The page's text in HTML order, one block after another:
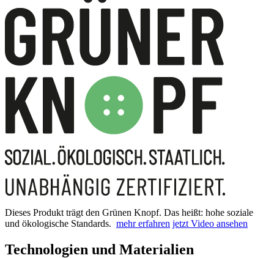
Dieses Produkt trägt den Grünen Knopf. Das heißt: hohe soziale
und ökologische Standards. mehr erfahren jetzt Video ansehen
Technologien und Materialien